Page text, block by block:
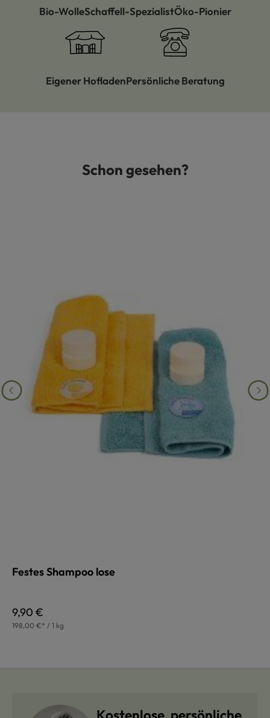
Bio-WolleSchaffell-SpezialistÖko-Pionier
Eigener HofladenPersönliche Beratung
Produktgalerie überspringenSchon gesehen?
Festes Shampoo lose
Regulärer Preis:
9,90 €
198,00 €* / 1 kg